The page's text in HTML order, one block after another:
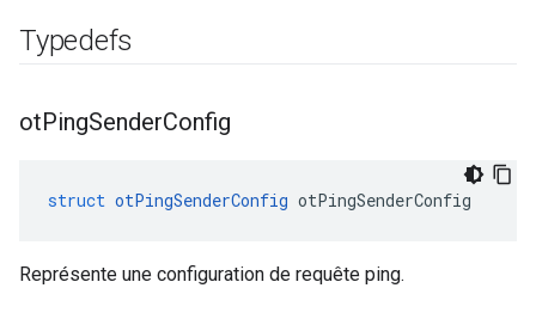
Typedefs
otPingSenderConfig
struct otPingSenderConfig otPingSenderConfig
Représente une configuration de requête ping.